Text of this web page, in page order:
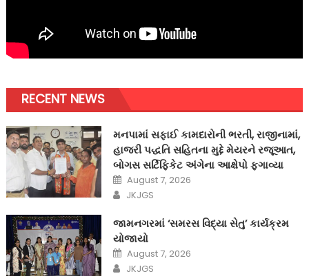
RECENT NEWS
મનપામાં સફાઈ કામદારોની ભરતી, રાજીનામાં,
હાજરી પદ્ધતિ સહિતના મુદ્દે મેયરને રજૂઆત,
બોગસ સર્ટિફિકેટ અંગેના આક્ષેપો ફગાવ્યા
Posted
on
August 7, 2026
Author
JKJGS
જામનગરમાં ‘સમરસ વિદ્યા સેતુ’ કાર્યક્રમ
યોજાયો
Posted
on
August 7, 2026
Author
JKJGS